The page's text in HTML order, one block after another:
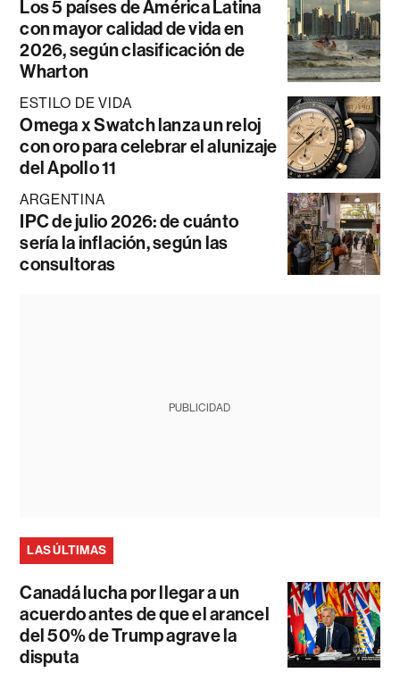
Los 5 países de América Latina
con mayor calidad de vida en
2026, según clasificación de
Wharton
ESTILO DE VIDA
Omega x Swatch lanza un reloj
con oro para celebrar el alunizaje
del Apollo 11
ARGENTINA
IPC de julio 2026: de cuánto
sería la inflación, según las
consultoras
PUBLICIDAD
LAS ÚLTIMAS
Canadá lucha por llegar a un
acuerdo antes de que el arancel
del 50% de Trump agrave la
disputa